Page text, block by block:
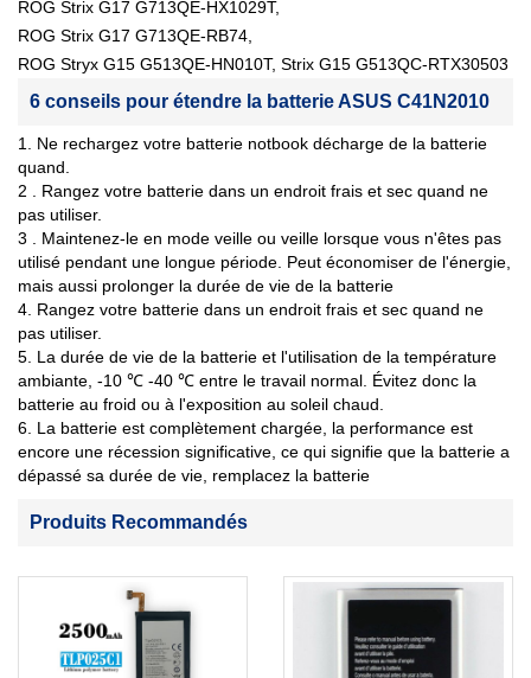
ROG Strix G17 G713QE-HX1029T,
ROG Strix G17 G713QE-RB74,
ROG Stryx G15 G513QE-HN010T, Strix G15 G513QC-RTX30503
6 conseils pour étendre la batterie ASUS C41N2010
1. Ne rechargez votre batterie notbook décharge de la batterie
quand.
2 . Rangez votre batterie dans un endroit frais et sec quand ne
pas utiliser.
3 . Maintenez-le en mode veille ou veille lorsque vous n'êtes pas
utilisé pendant une longue période. Peut économiser de l'énergie,
mais aussi prolonger la durée de vie de la batterie
4. Rangez votre batterie dans un endroit frais et sec quand ne
pas utiliser.
5. La durée de vie de la batterie et l'utilisation de la température
ambiante, -10 ℃ -40 ℃ entre le travail normal. Évitez donc la
batterie au froid ou à l'exposition au soleil chaud.
6. La batterie est complètement chargée, la performance est
encore une récession significative, ce qui signifie que la batterie a
dépassé sa durée de vie, remplacez la batterie
Produits Recommandés